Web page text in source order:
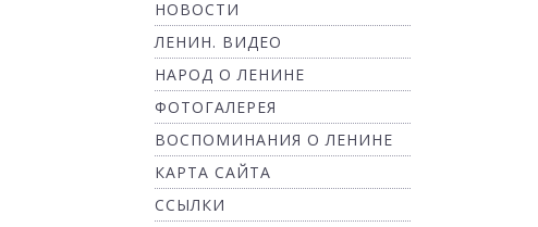
НОВОСТИ
ЛЕНИН. ВИДЕО
НАРОД О ЛЕНИНЕ
ФОТОГАЛЕРЕЯ
ВОСПОМИНАНИЯ О ЛЕНИНЕ
КАРТА САЙТА
ССЫЛКИ